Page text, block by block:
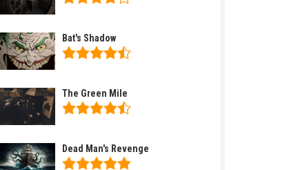
Bat's Shadow
The Green Mile
Dead Man's Revenge